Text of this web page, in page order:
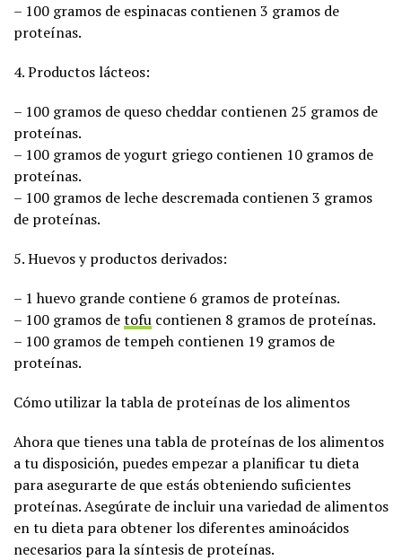
– 100 gramos de espinacas contienen 3 gramos de
proteínas.
4. Productos lácteos:
– 100 gramos de queso cheddar contienen 25 gramos de
proteínas.
– 100 gramos de yogurt griego contienen 10 gramos de
proteínas.
– 100 gramos de leche descremada contienen 3 gramos
de proteínas.
5. Huevos y productos derivados:
– 1 huevo grande contiene 6 gramos de proteínas.
– 100 gramos detofu contienen 8 gramos de proteínas.
– 100 gramos de tempeh contienen 19 gramos de
proteínas.
Cómo utilizar la tabla de proteínas de los alimentos
Ahora que tienes una tabla de proteínas de los alimentos
a tu disposición, puedes empezar a planificar tu dieta
para asegurarte de que estás obteniendo suficientes
proteínas. Asegúrate de incluir una variedad de alimentos
en tu dieta para obtener los diferentes aminoácidos
necesarios para la síntesis de proteínas.